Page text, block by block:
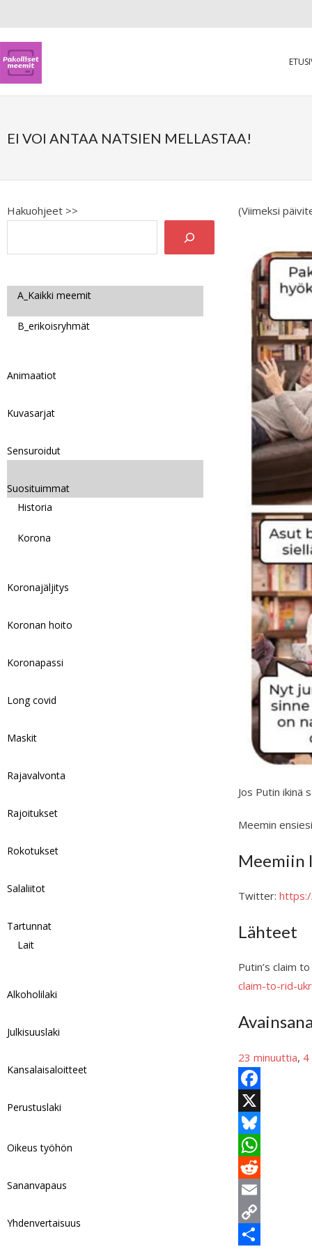
EI VOI ANTAA NATSIEN MELLASTAA!
(Viimeksi
Jos Putin ikinä
Meemin
Meemiin
Twitter:
Lähteet
Putin’s claim
claim-to-rid-
23 minuuttia, 4
F
a
c
e
b
o
o
X
B
l
u
e
s
W
h
a
t
R
e
d
E
m
C
Hakuohjeet >>
A_Kaikki meemit
B_erikoisryhmät
Animaatiot
Kuvasarjat
Sensuroidut
Suosituimmat
Historia
Korona
Koronajäljitys
Koronan hoito
Koronapassi
Long covid
Maskit
Rajavalvonta
Rajoitukset
Rokotukset
Salaliitot
Tartunnat
Lait
Alkoholilaki
Julkisuuslaki
Kansalaisaloitteet
Perustuslaki
Oikeus työhön
Sananvapaus
Yhdenvertaisuus